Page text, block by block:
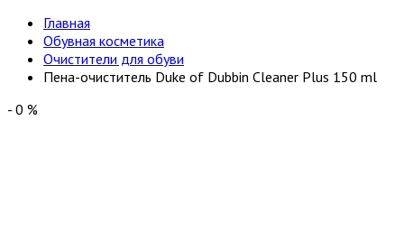
Главная
Обувная косметика
Очистители для обуви
Пена-очиститель Duke of Dubbin Cleaner Plus 150 ml
- 0 %